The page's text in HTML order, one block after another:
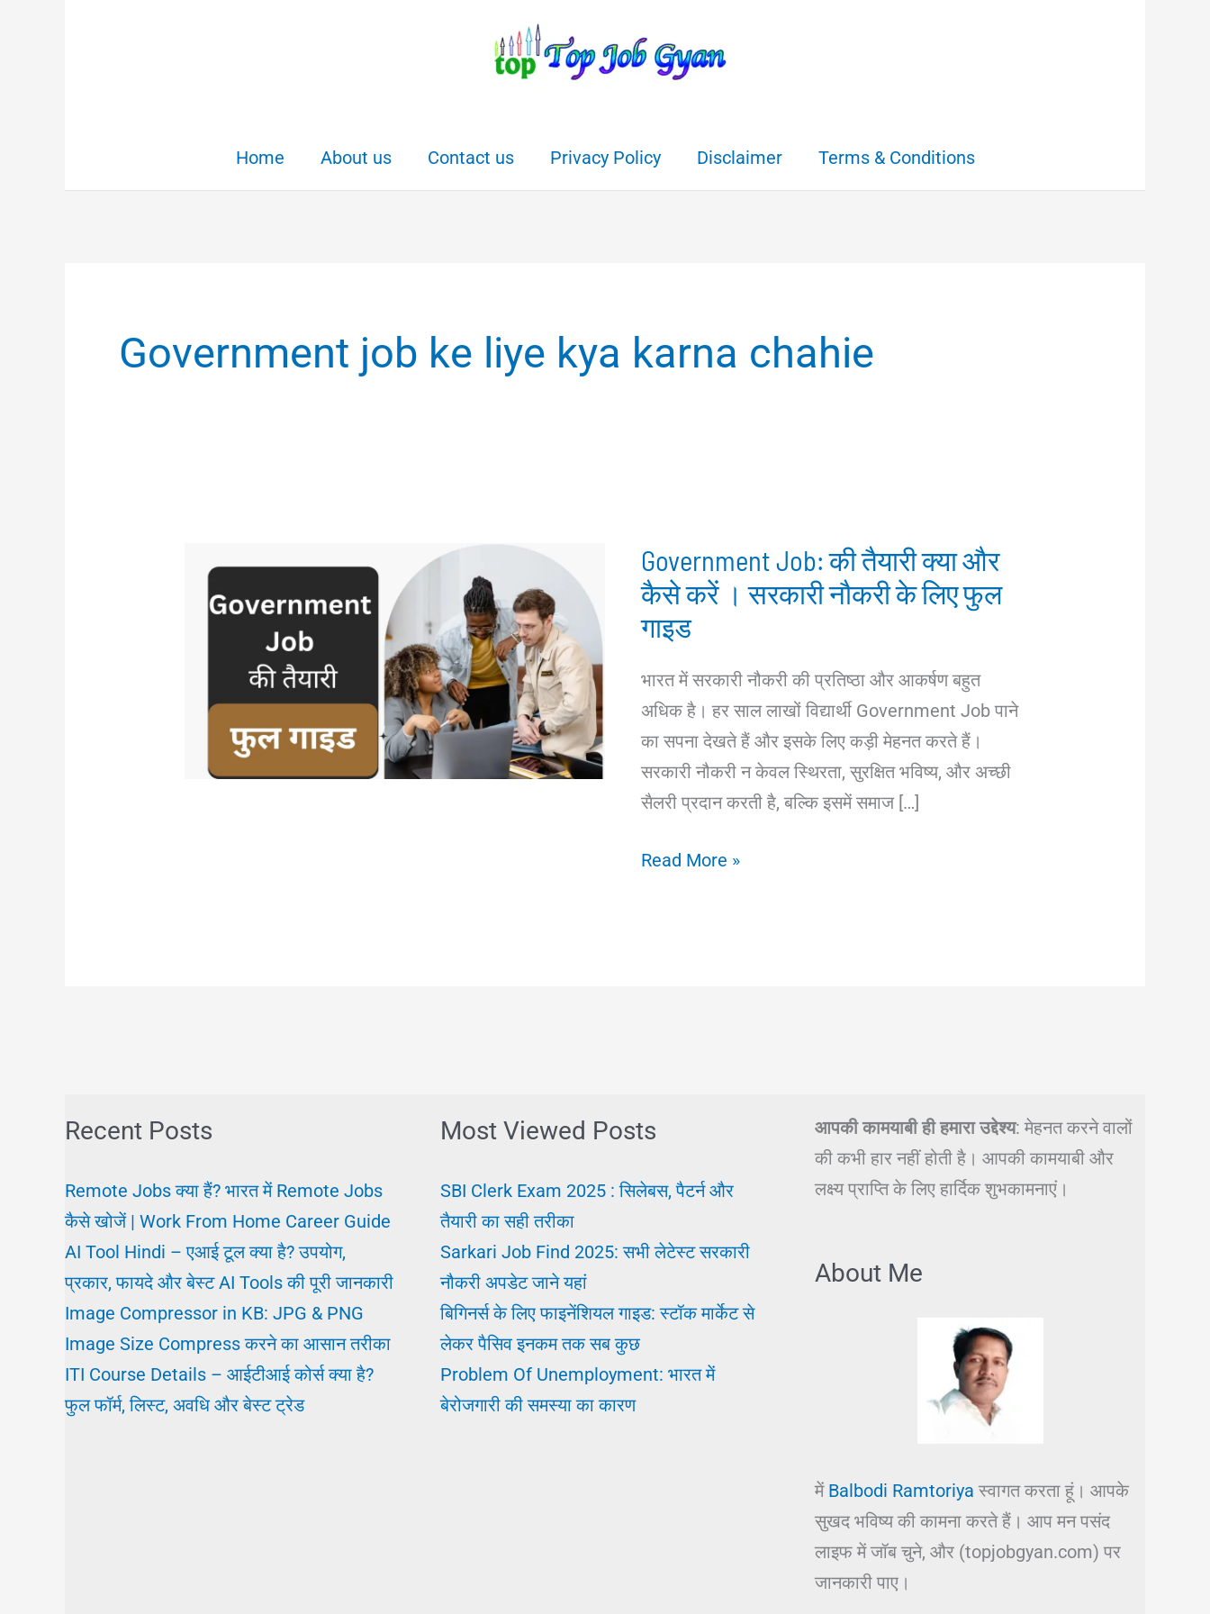
Home About us Contact us Privacy Policy Disclaimer Terms & Conditions
Government job ke liye kya karna chahie
Government Job: की तैयारी क्या और
कैसे करें । सरकारी नौकरी के लिए फुल
गाइड
भारत में सरकारी नौकरी की प्रतिष्ठा और आकर्षण बहुत
अधिक है। हर साल लाखों विद्यार्थी Government Job पाने
का सपना देखते हैं और इसके लिए कड़ी मेहनत करते हैं।
सरकारी नौकरी न केवल स्थिरता, सुरक्षित भविष्य, और अच्छी
सैलरी प्रदान करती है, बल्कि इसमें समाज […]
Government
सरकारी
के
फुल
Read More »
Recent Posts
Remote Jobs क्या हैं? भारत में Remote Jobs
कैसे खोजें | Work From Home Career Guide
AI Tool Hindi – एआई टूल क्या है? उपयोग,
प्रकार, फायदे और बेस्ट AI Tools की पूरी जानकारी
Image Compressor in KB: JPG & PNG
Image Size Compress करने का आसान तरीका
ITI Course Details – आईटीआई कोर्स क्या है?
फुल फॉर्म, लिस्ट, अवधि और बेस्ट ट्रेड
Most Viewed Posts
SBI Clerk Exam 2025 : सिलेबस, पैटर्न और
तैयारी का सही तरीका
Sarkari Job Find 2025: सभी लेटेस्ट सरकारी
नौकरी अपडेट जाने यहां
बिगिनर्स के लिए फाइनेंशियल गाइड: स्टॉक मार्केट से
लेकर पैसिव इनकम तक सब कुछ
Problem Of Unemployment: भारत में
बेरोजगारी की समस्या का कारण
आपकी कामयाबी ही हमारा उद्देश्य: मेहनत करने वालों
की कभी हार नहीं होती है। आपकी कामयाबी और
लक्ष्य प्राप्ति के लिए हार्दिक शुभकामनाएं।
About Me
में Balbodi Ramtoriya स्वागत करता हूं। आपके
सुखद भविष्य की कामना करते हैं। आप मन पसंद
लाइफ में जॉब चुने, और (topjobgyan.com) पर
जानकारी पाए।